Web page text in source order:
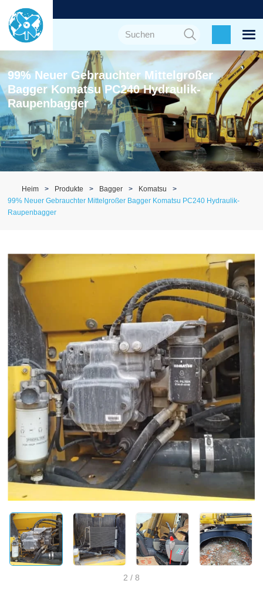
99% Neuer Gebrauchter Mittelgroßer
Bagger Komatsu PC240 Hydraulik-
Raupenbagger
Heim Produkte Bagger
Komatsu
99% Neuer Gebrauchter Mittelgroßer Bagger Komatsu PC240 Hydraulik-
Raupenbagger
2 / 8